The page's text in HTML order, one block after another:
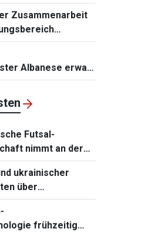
der
Zusammenarbeit
und Malaysia
Albanese erwartet
KPV-
und
To Lam
Futsal-
nimmt an der
Championship
ukrainischer
über
von
Russland
frühzeitig